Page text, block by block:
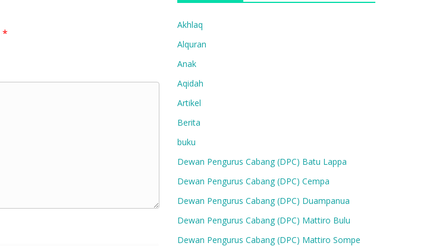
*
Akhlaq
Alquran
Anak
Aqidah
Artikel
Berita
buku
Dewan Pengurus Cabang (DPC) Batu Lappa
Dewan Pengurus Cabang (DPC) Cempa
Dewan Pengurus Cabang (DPC) Duampanua
Dewan Pengurus Cabang (DPC) Mattiro Bulu
Dewan Pengurus Cabang (DPC) Mattiro Sompe